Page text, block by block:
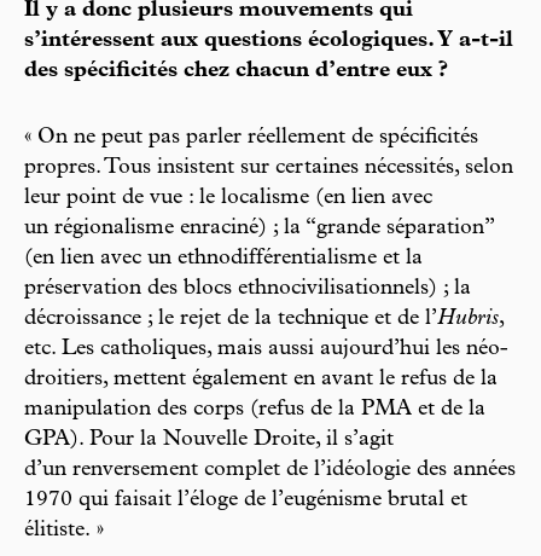
Il y a donc plusieurs mouvements qui
s’intéressent aux questions écologiques. Y a-t-il
des spécificités chez chacun d’entre eux ?
« On ne peut pas parler réellement de spécificités
propres. Tous insistent sur certaines nécessités, selon
leur point de vue : le localisme (en lien avec
un régionalisme enraciné) ; la “grande séparation”
(en lien avec un ethnodifférentialisme et la
préservation des blocs ethnocivilisationnels) ; la
décroissance ; le rejet de la technique et de l’Hubris,
etc. Les catholiques, mais aussi aujourd’hui les néo-
droitiers, mettent également en avant le refus de la
manipulation des corps (refus de la PMA et de la
GPA). Pour la Nouvelle Droite, il s’agit
d’un renversement complet de l’idéologie des années
1970 qui faisait l’éloge de l’eugénisme brutal et
élitiste. »